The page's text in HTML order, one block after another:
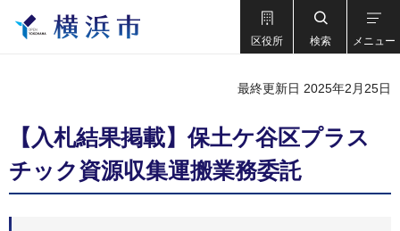
区役所 検索 メニュー
最終更新日 2025年2月25日
【入札結果掲載】保土ケ谷区プラス
チック資源収集運搬業務委託